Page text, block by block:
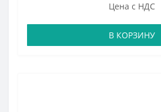
Цена с НДС
В КОРЗИНУ